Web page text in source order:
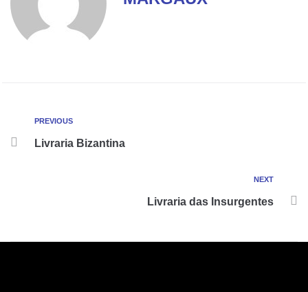
PREVIOUS
Livraria Bizantina
NEXT
Livraria das Insurgentes